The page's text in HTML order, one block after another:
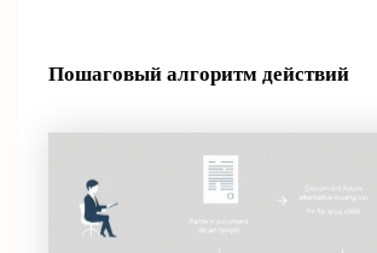
Пошаговый алгоритм действий